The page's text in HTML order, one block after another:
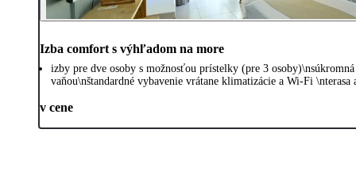
Izba comfort s výhľadom na more
izby pre dve osoby s možnosťou prístelky (pre 3
vaňou\nštandardné vybavenie vrátane klimatizácie a Wi-Fi
v cene